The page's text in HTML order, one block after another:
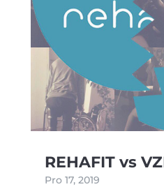
REHAFIT vs
Pro 17, 2019